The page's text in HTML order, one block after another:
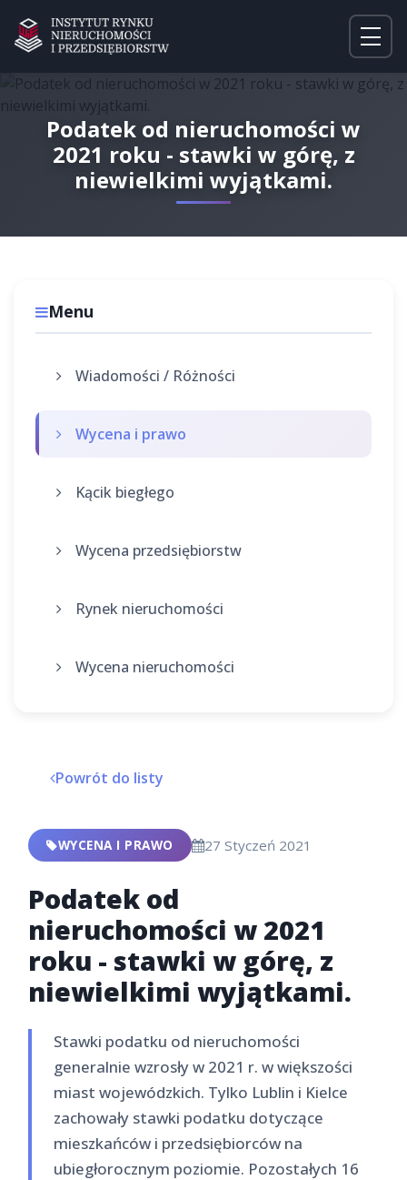
Podatek od nieruchomości w
2021 roku - stawki w górę, z
niewielkimi wyjątkami.
Menu
Wiadomości / Różności
Wycena i prawo
Kącik biegłego
Wycena przedsiębiorstw
Rynek nieruchomości
Wycena nieruchomości
Powrót do listy
WYCENA I PRAWO 27 Styczeń 2021
Podatek od
nieruchomości w 2021
roku - stawki w górę, z
niewielkimi wyjątkami.
Stawki podatku od nieruchomości
generalnie wzrosły w 2021 r. w większości
miast wojewódzkich. Tylko Lublin i Kielce
zachowały stawki podatku dotyczące
mieszkańców i przedsiębiorców na
ubiegłorocznym poziomie. Pozostałych 16